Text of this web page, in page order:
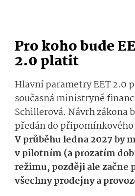
Pro koho bude
2.0 platit
Hlavní parametry EET 2.0
současná ministryně
Schillerová. Návrh zákona
předán do
V průběhu ledna 2027 by
v pilotním (a prozatím
režimu, později ale začne
všechny prodejny a